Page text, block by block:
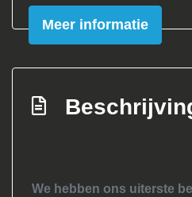
Achterspoiler
Buitenspiegels in
Meer informatie
We hebben ons uiterste